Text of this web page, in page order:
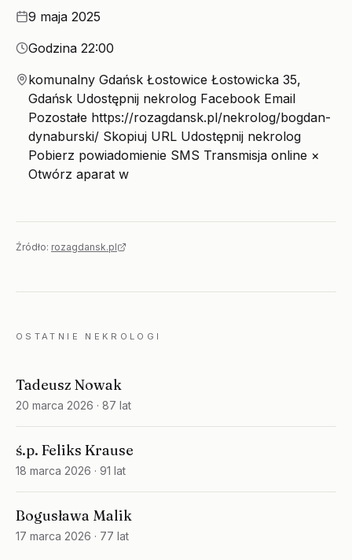
Data
9 maja 2025
Godzina
Godzina 22:00
Miejsce
komunalny Gdańsk Łostowice Łostowicka 35,
Gdańsk Udostępnij nekrolog Facebook Email
Pozostałe https://rozagdansk.pl/nekrolog/bogdan-
dynaburski/ Skopiuj URL Udostępnij nekrolog
Pobierz powiadomienie SMS Transmisja online ×
Otwórz aparat w
Źródło: rozagdansk.pl
OSTATNIE NEKROLOGI
Tadeusz Nowak
20 marca 2026 · 87 lat
ś.p. Feliks Krause
18 marca 2026 · 91 lat
Bogusława Malik
17 marca 2026 · 77 lat